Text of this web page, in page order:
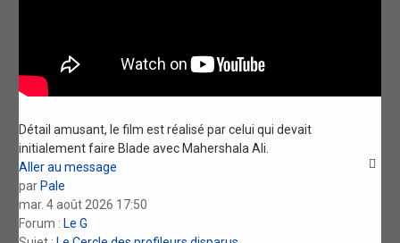
Détail amusant, le film est réalisé par celui qui devait
initialement faire Blade avec Mahershala Ali.
Aller au message
par Pale
mar. 4 août 2026 17:50
Forum : Le G